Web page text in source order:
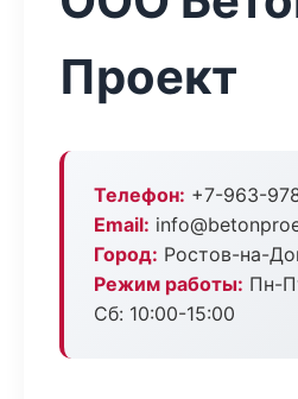
Проект
Телефон: +7-963-
Email:
Город: Ростов-на-
Режим работы: Пн-
Сб: 10:00-15:00